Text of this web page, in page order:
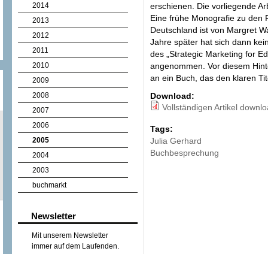
2014
2013
2012
2011
2010
2009
2008
2007
2006
2005
2004
2003
buchmarkt
Newsletter
Mit unserem Newsletter
immer auf dem Laufenden.
erschienen. Die vorliegende
Eine frühe Monografie zu den
Deutschland ist von Margret
Jahre später hat sich dann
des „Strategic Marketing for
angenommen. Vor diesem
an ein Buch, das den klaren
Download:
Vollständigen Artikel
Tags:
Julia Gerhard
Buchbesprechung